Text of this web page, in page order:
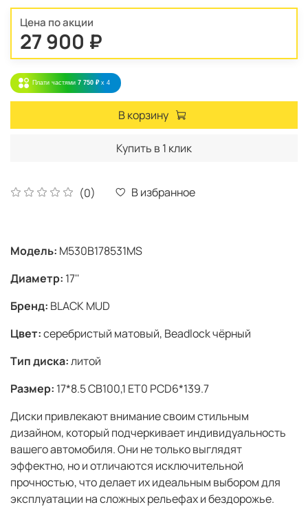
(0) В избранное
Цена по акции
27 900 ₽
Плати частями 7 750 ₽ x 4
В корзину
Купить в 1 клик
Модель: M530B178531MS
Диаметр: 17''
Бренд: BLACK MUD
Цвет:серебристый матовый, Beadlock чёрный
Тип диска:литой
Размер: 17*8.5 CB100,1 ET0 PCD6*139.7
Диски привлекают внимание своим стильным
дизайном, который подчеркивает индивидуальность
вашего автомобиля. Они не только выглядят
эффектно, но и отличаются исключительной
прочностью, что делает их идеальным выбором для
эксплуатации на сложных рельефах и бездорожье.